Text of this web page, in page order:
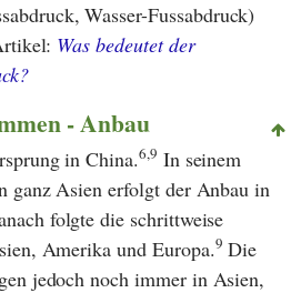
Wasser-Fussabdruck)
Was bedeutet der
- Anbau
in China.6,9 In seinem
ganz Asien erfolgt der Anbau in
folgte die schrittweise
Amerika und Europa.9 Die
jedoch noch immer in Asien,